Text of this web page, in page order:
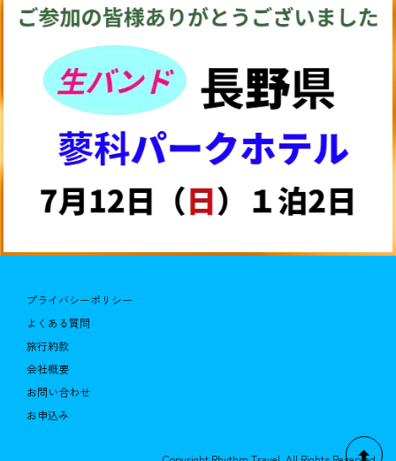
プライバシーポリシー
よくある質問
旅行約款
会社概要
お問い合わせ
お申込み